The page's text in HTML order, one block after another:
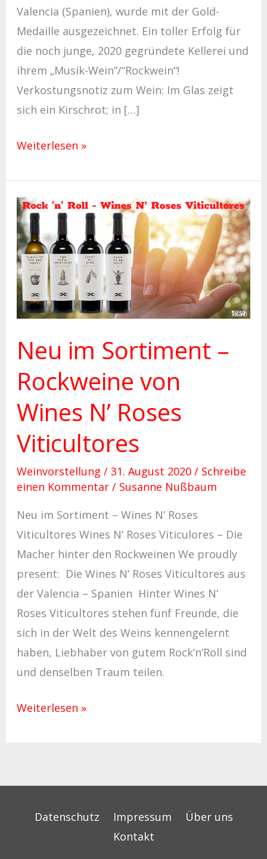
Valencia (Spanien), wurde mit der Gold-
Medaille ausgezeichnet. Ein toller Erfolg für
die noch junge, 2020 gegründete Kellerei und
ihrem „Musik-Wein”/“Rockwein“!
Verkostungsnotiz zum Wein: Im Glas zeigt
sich ein Kirschrot; in […]
Weiterlesen »
Neu im Sortiment –
Rockweine von
Wines N’ Roses
Viticultores
Weinvorstellung / 31. August 2020 / Schreibe
einen Kommentar / Susanne Nußbaum
Neu im Sortiment – Wines N’ Roses
Viticultores Wines N‘ Roses Viticulores – Die
Macher hinter den Rockweinen We proudly
present: Die Wines N‘ Roses Viticultores aus
der Valencia – Spanien Hinter Wines N‘
Roses Viticultores stehen fünf Freunde, die
sich in der Welt des Weins kennengelernt
haben, Liebhaber von gutem Rock’n’Roll sind
und denselben Traum teilen.
Neu
im
Sortiment
–
Rockweine
von
N’
Roses
Viticultores
Weiterlesen »
Datenschutz Impressum
Über uns
Kontakt